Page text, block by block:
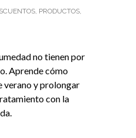
, PRODUCTOS,
no tienen por
Aprende cómo
verano y prolongar
con la